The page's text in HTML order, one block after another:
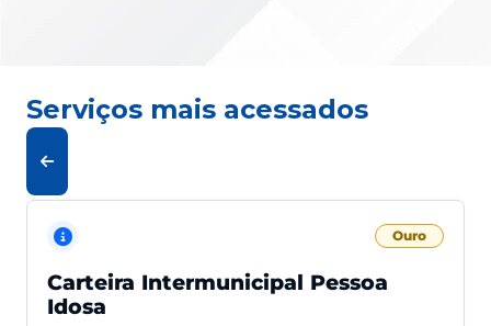
Serviços mais acessados
Ouro
Carteira Intermunicipal Pessoa
Idosa